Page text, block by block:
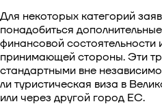
Для некоторых категорий
понадобиться
финансовой состоятельности
принимающей стороны. Эти
стандартными вне
ли туристическая виза в
или через другой город ЕС.